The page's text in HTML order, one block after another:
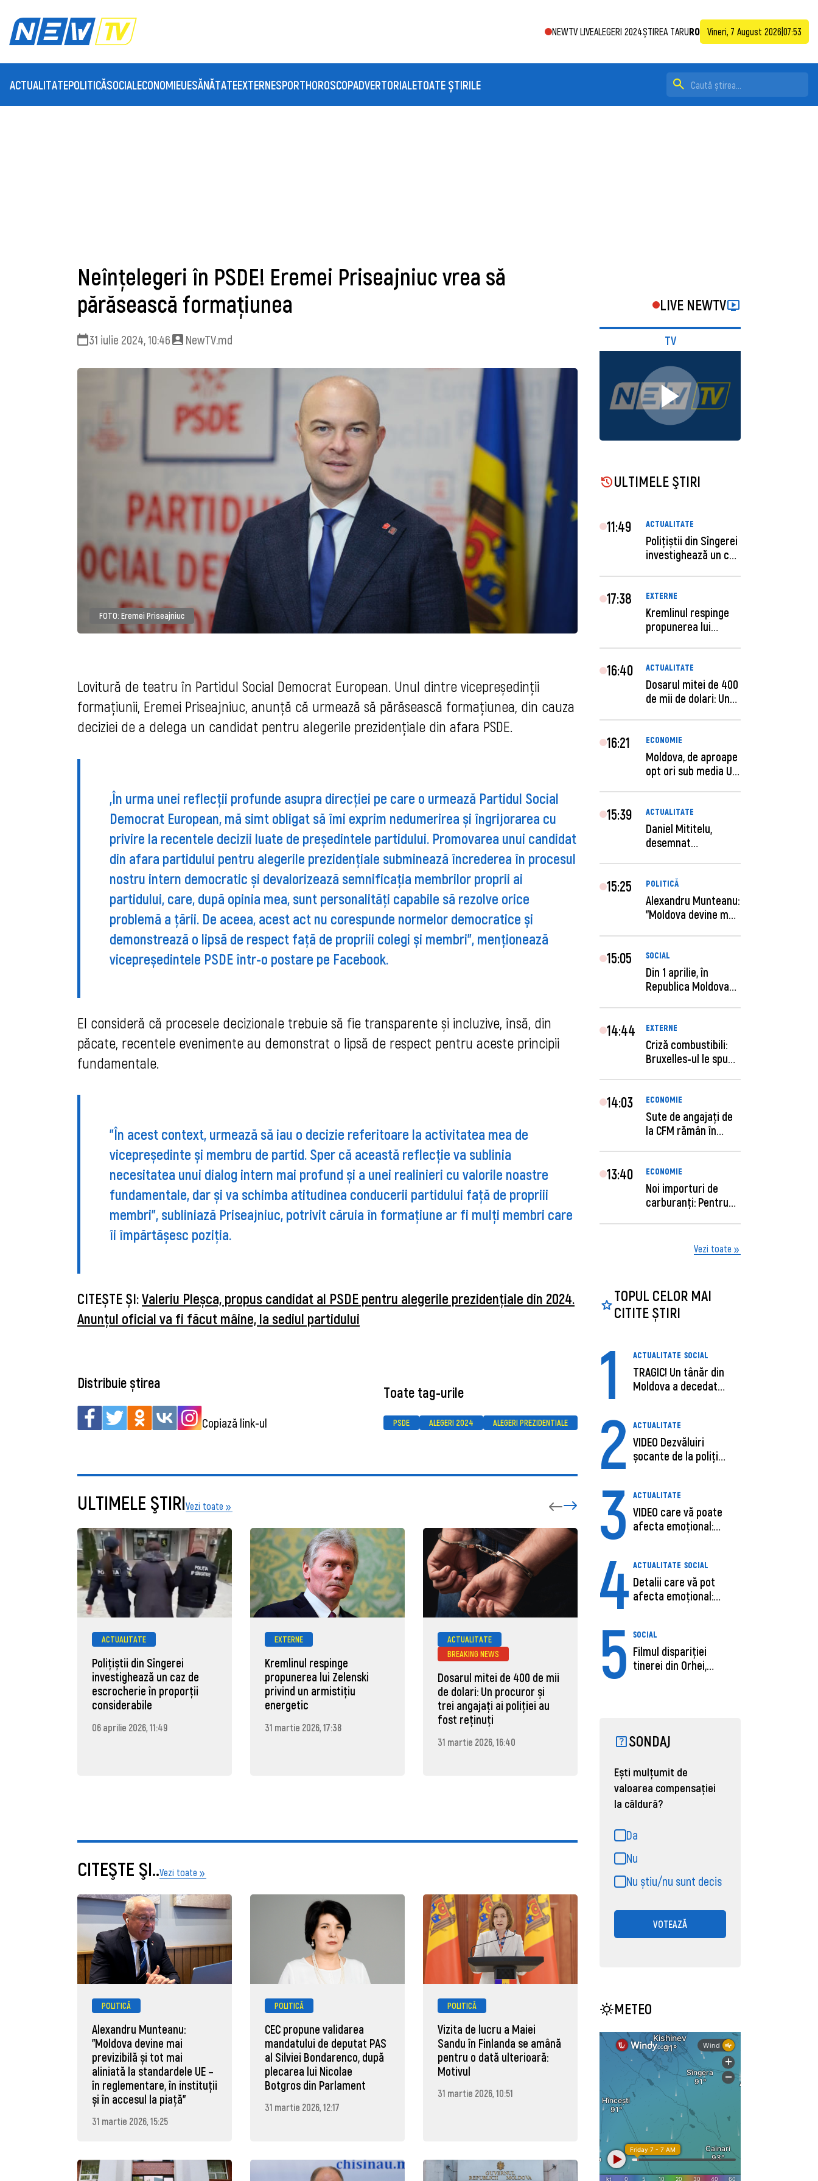
NEWTV LIVEALEGERI 2024ȘTIREA TARURO Vineri, 7 August 2026 07:53
ACTUALITATEPOLITICĂSOCIAL ECONOMIEUESĂNĂTATEEXTERNESPORTHOROSCOPADVERTORIALETOATE ȘTIRILE
Neînțelegeri în PSDE! Eremei Priseajniuc vrea să
părăsească formațiunea
31 iulie 2024, 10:46 NewTV.md
FOTO: Eremei Priseajniuc
Lovitură de teatru în Partidul Social Democrat European. Unul dintre vicepreședinții
formațiunii, Eremei Priseajniuc, anunță că urmează să părăsească formațiunea, din cauza
deciziei de a delega un candidat pentru alegerile prezidențiale din afara PSDE.
„În urma unei reflecții profunde asupra direcției pe care o urmează Partidul Social
Democrat European, mă simt obligat să îmi exprim nedumerirea și îngrijorarea cu
privire la recentele decizii luate de președintele partidului. Promovarea unui candidat
din afara partidului pentru alegerile prezidențiale subminează încrederea în procesul
nostru intern democratic și devalorizează semnificația membrilor proprii ai
partidului, care, după opinia mea, sunt personalități capabile să rezolve orice
problemă a țării. De aceea, acest act nu corespunde normelor democratice și
demonstrează o lipsă de respect față de propriii colegi și membri”, menționează
vicepreședintele PSDE într-o postare pe Facebook.
El consideră că procesele decizionale trebuie să fie transparente și incluzive , însă, din
păcate, recentele evenimente au demonstrat o lipsă de respect pentru aceste principii
fundamentale.
”În acest context, urmează să iau o decizie referitoare la activitatea mea de
vicepreședinte și membru de partid. Sper că această reflecție va sublinia
necesitatea unui dialog intern mai profund și a unei realinieri cu valorile noastre
fundamentale, dar și va schimba atitudinea conducerii partidului față de propriii
membri”, subliniază Priseajniuc, potrivit căruia în formațiune ar fi mulți membri care
îi împărtășesc poziția.
CITEȘTE ȘI:Valeriu Pleșca, propus candidat al PSDE pentru alegerile prezidențiale din 2024.
Anunțul oficial va fi făcut mâine, la sediul partidului
Distribuie știrea
Copiază link-ul
Toate tag-urile
PSDE ALEGERI 2024 ALEGERI PREZIDENTIALE
ULTIMELE ŞTIRIVezi toate
ACTUALITATE
Polițiștii din Sîngerei
investighează un caz de
escrocherie în proporții
considerabile
06 aprilie 2026, 11:49
EXTERNE
Kremlinul respinge
propunerea lui Zelenski
privind un armistițiu
energetic
31 martie 2026, 17:38
ACTUALITATE
BREAKING NEWS
Dosarul mitei de 400 de mii
de dolari: Un procuror și
trei angajați ai poliției au
fost reținuți
31 martie 2026, 16:40
ECONOMIE
Moldova, de aproape opt ori
sub media UE la costul
CITEŞTE ŞI..Vezi toate
POLITICĂ
Alexandru Munteanu:
"Moldova devine mai
previzibilă și tot mai
aliniată la standardele UE –
în reglementare, în instituții
și în accesul la piață"
31 martie 2026, 15:25
POLITICĂ
CEC propune validarea
mandatului de deputat PAS
al Silviei Bondarenco, după
plecarea lui Nicolae
Botgros din Parlament
31 martie 2026, 12:17
POLITICĂ
Vizita de lucru a Maiei
Sandu în Finlanda se amână
pentru o dată ulterioară:
Motivul
31 martie 2026, 10:51
LIVE NEWTV
TV
ULTIMELE ŞTIRI
11:49 ACTUALITATE
Polițiștii din Sîngerei
investighează un caz
17:38 EXTERNE
Kremlinul respinge
propunerea lui
16:40 ACTUALITATE
Dosarul mitei de 400
de mii de dolari: Un
16:21 ECONOMIE
Moldova, de aproape
opt ori sub media UE
15:39 ACTUALITATE
Daniel Mititelu,
desemnat
15:25 POLITICĂ
Alexandru Munteanu:
"Moldova devine mai
15:05 SOCIAL
Din 1 aprilie, în
Republica Moldova
14:44 EXTERNE
Criză combustibili:
Bruxelles-ul le spune
14:03 ECONOMIE
Sute de angajaţi de
la CFM rămân în
13:40 ECONOMIE
Noi importuri de
carburanți: Pentru
Vezi toate
TOPUL CELOR MAI
CITITE ȘTIRI
1 ACTUALITATE SOCIAL
TRAGIC! Un tânăr din
Moldova a decedat
2 ACTUALITATE
VIDEO Dezvăluiri
șocante de la poliție,
3 ACTUALITATE
VIDEO care vă poate
afecta emoțional:
4 ACTUALITATE SOCIAL
Detalii care vă pot
afecta emoțional:
5 SOCIAL
Filmul dispariției
tinerei din Orhei,
SONDAJ
Ești mulțumit de
valoarea compensației
la căldură?
Da
Nu
Nu știu/nu sunt decis
VOTEAZĂ
METEO